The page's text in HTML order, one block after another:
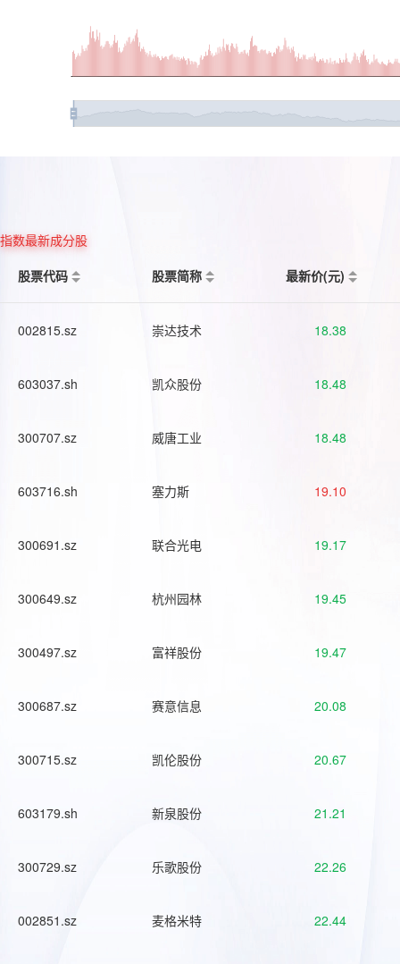
指数最新成分股
股票代码
股票简称 最新价(元)
002815.sz 崇达技术 18.38
603037.sh 凯众股份 18.48
300707.sz 威唐工业 18.48
603716.sh 塞力斯 19.10
300691.sz 联合光电 19.17
300649.sz 杭州园林 19.45
300497.sz 富祥股份 19.47
300687.sz 赛意信息 20.08
300715.sz 凯伦股份 20.67
603179.sh 新泉股份 21.21
300729.sz 乐歌股份 22.26
002851.sz 麦格米特 22.44